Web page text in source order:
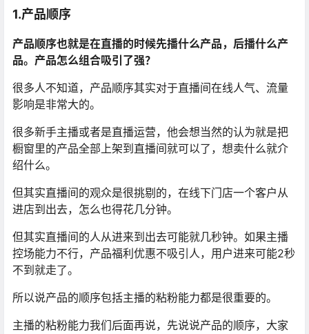
1.产品顺序
产品顺序也就是在直播的时候先播什么产品，后播什么产
品。产品怎么组合吸引了强？
很多人不知道，产品顺序其实对于直播间在线人气、流量
影响是非常大的。
很多新手主播或者是直播运营，他会想当然的认为就是把
橱窗里的产品全部上架到直播间就可以了，想卖什么就介
绍什么。
但其实直播间的观众是很挑剔的，在线下门店一个客户从
进店到出去，怎么也得花几分钟。
但其实直播间的人从进来到出去可能就几秒钟。如果主播
控场能力不行，产品福利优惠不吸引人，用户进来可能2秒
不到就走了。
所以说产品的顺序包括主播的粘粉能力都是很重要的。
主播的粘粉能力我们后面再说，先说说产品的顺序，大家